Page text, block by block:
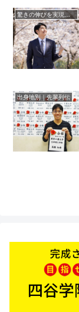
驚きの伸びを実現｜先輩列伝
出身地別｜先輩列伝